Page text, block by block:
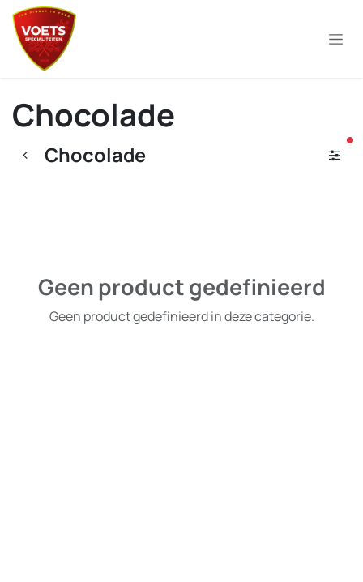
Overslaan naar inhoud
Chocolade
Chocolade
Geen product gedefinieerd
Geen product gedefinieerd in deze categorie.